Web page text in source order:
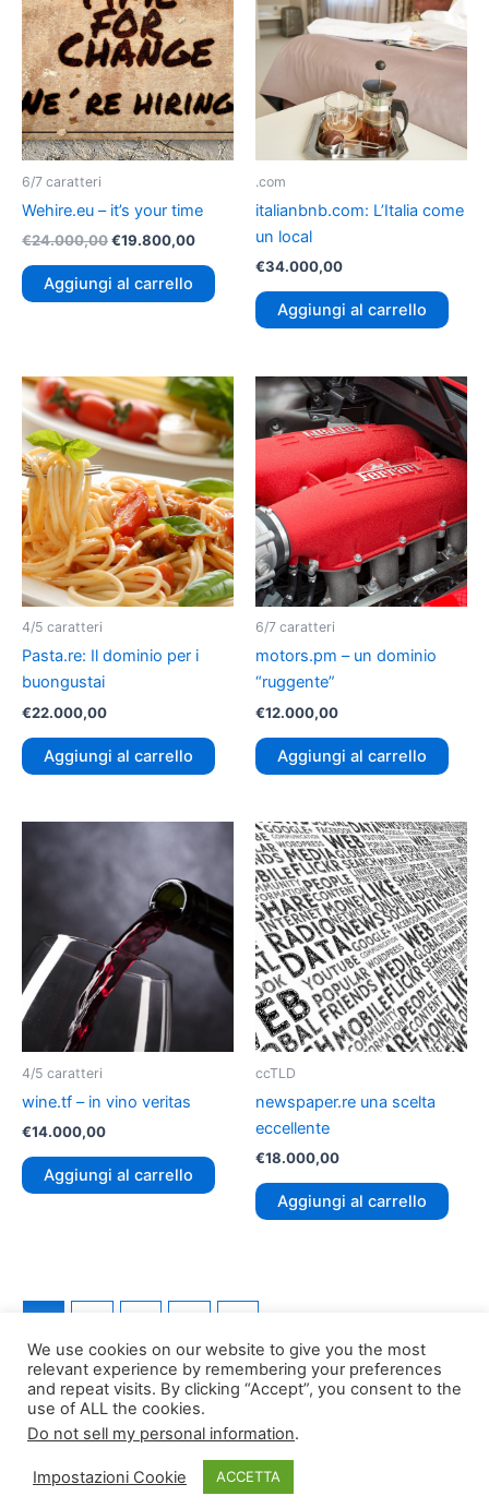
6/7 caratteri
Wehire.eu – it’s your time
€24.000,00
€24.000,00.
€19.800,00
€19.800,00.
Aggiungi al carrello
.com
italianbnb.com: L’Italia come
un local
€34.000,00
Aggiungi al carrello
4/5 caratteri
Pasta.re: Il dominio per i
buongustai
€22.000,00
Aggiungi al carrello
6/7 caratteri
motors.pm – un dominio
“ruggente”
€12.000,00
Aggiungi al carrello
4/5 caratteri
wine.tf – in vino veritas
€14.000,00
Aggiungi al carrello
ccTLD
newspaper.re una scelta
eccellente
€18.000,00
Aggiungi al carrello
Copyright © 2026 TLDomain.org| Powered by
We use cookies on our website to give you the most
relevant experience by remembering your preferences
and repeat visits. By clicking “Accept”, you consent to the
use of ALL the cookies.
Do not sell my personal information.
Impostazioni Cookie ACCETTA